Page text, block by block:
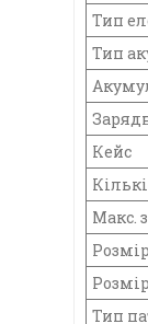
Тип
Тип
Кейс
Макс.
Тип